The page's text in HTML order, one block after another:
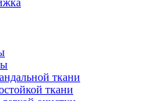
ткани
ткани